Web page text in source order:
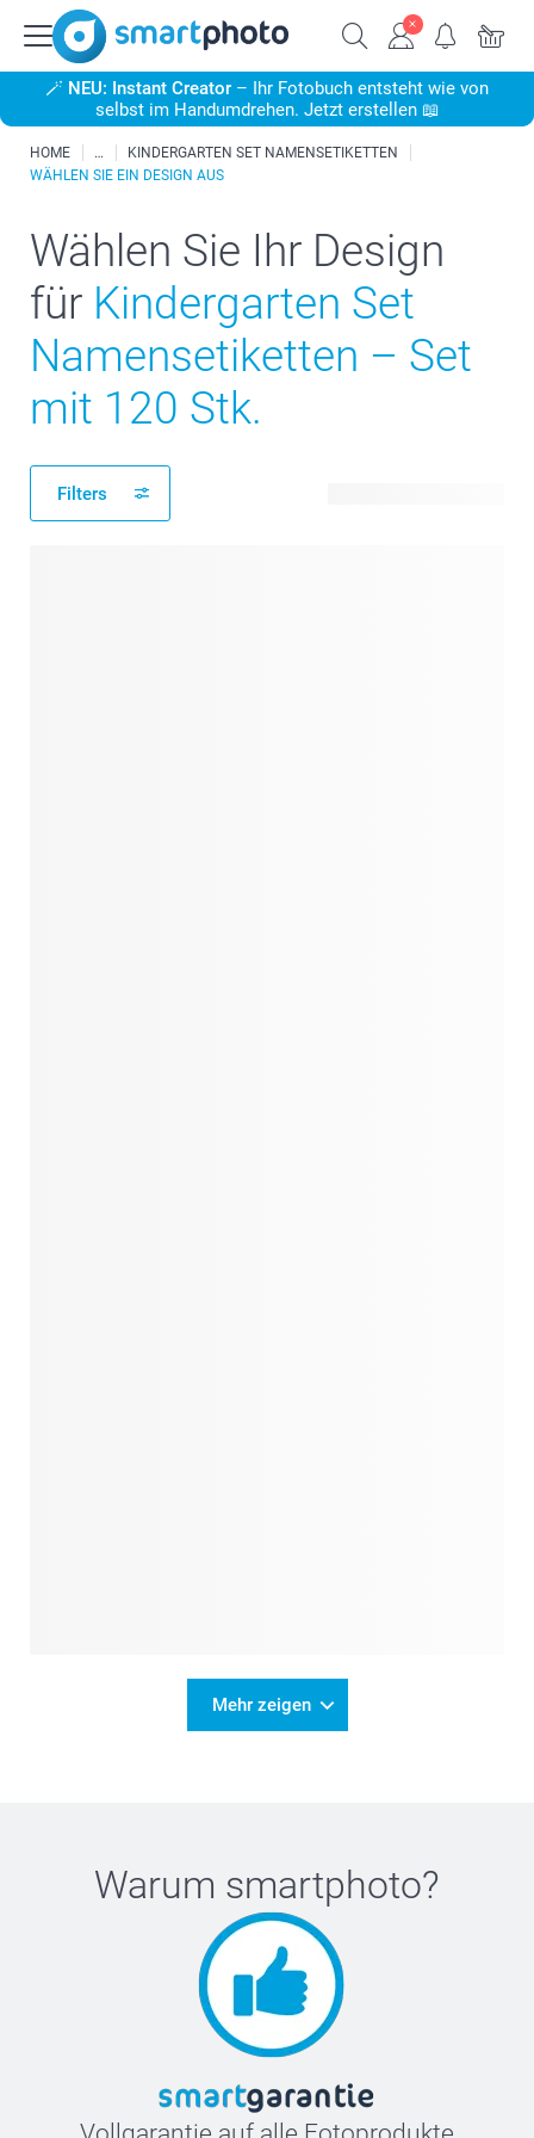
🪄 NEU: Instant Creator – Ihr Fotobuch entsteht wie von
selbst im Handumdrehen. Jetzt erstellen 📖
HOME
KINDERGARTEN SET NAMENSETIKETTEN
WÄHLEN SIE EIN DESIGN AUS
Wählen Sie Ihr Design
für Kindergarten Set
Namensetiketten – Set
mit 120 Stk.
Filters
Mehr zeigen
Warum smartphoto?